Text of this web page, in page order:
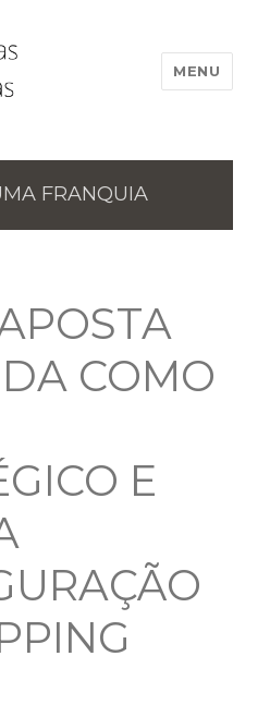
MENU
FRANQUIA
COMO
E